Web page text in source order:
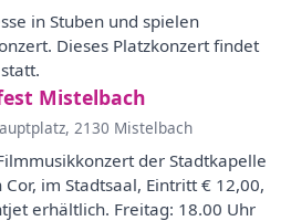
in Stuben und spielen
Dieses Platzkonzert findet
Mistelbach
2130 Mistelbach
der Stadtkapelle
im Stadtsaal, Eintritt € 12,00,
erhältlich. Freitag: 18.00 Uhr